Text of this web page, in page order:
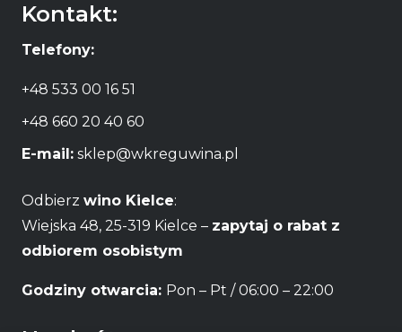
Kontakt:
Telefony:
+48 533 00 16 51
+48 660 20 40 60
E-mail: sklep@wkreguwina.pl
Odbierz wino Kielce:
Wiejska 48, 25-319 Kielce – zapytaj o rabat z
odbiorem osobistym
Godziny otwarcia: Pon – Pt / 06:00 – 22:00